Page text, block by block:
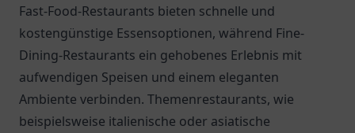
Fast-Food-Restaurants bieten schnelle und
kostengünstige Essensoptionen, während Fine-
Dining-Restaurants ein gehobenes Erlebnis mit
aufwendigen Speisen und einem eleganten
Ambiente verbinden. Themenrestaurants, wie
beispielsweise italienische oder asiatische